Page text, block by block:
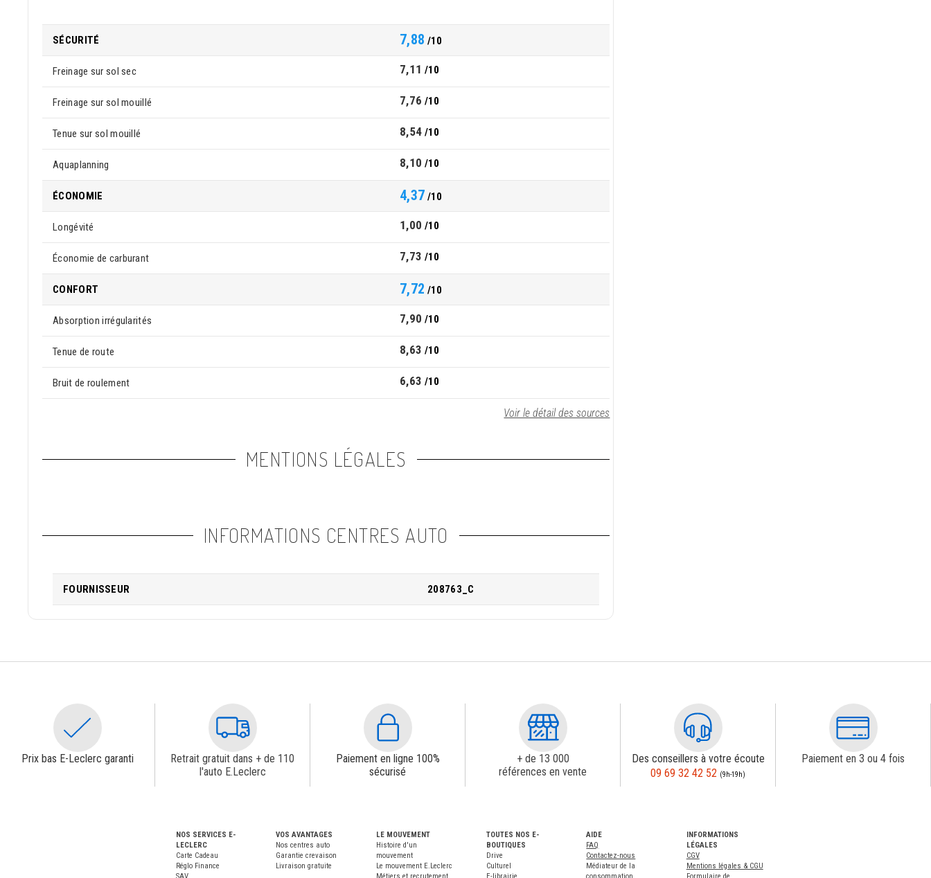
SÉCURITÉ 7,88 /10
Freinage sur sol sec 7,11 /10
Freinage sur sol mouillé 7,76 /10
Tenue sur sol mouillé 8,54 /10
Aquaplanning 8,10 /10
ÉCONOMIE 4,37 /10
Longévité 1,00 /10
Économie de carburant 7,73 /10
CONFORT 7,72 /10
Absorption irrégularités 7,90 /10
Tenue de route 8,63 /10
Bruit de roulement 6,63 /10
Voir le détail des sources
MENTIONS LÉGALES
INFORMATIONS CENTRES AUTO
FOURNISSEUR 208763_C
Prix bas E-Leclerc garanti
Retrait gratuit dans + de 110
l'auto E.Leclerc
Paiement en ligne 100%
sécurisé
+ de 13 000
références en vente
Des conseillers à votre écoute
09 69 32 42 52 (9h-19h)
Paiement en 3 ou 4 fois
NOS SERVICES E-
LECLERC
Carte Cadeau
Réglo Finance
VOS AVANTAGES
Nos centres auto
Garantie crevaison
Livraison gratuite
LE MOUVEMENT
Histoire d'un
mouvement
Le mouvement E.Leclerc
TOUTES NOS E-
BOUTIQUES
Drive
Culturel
AIDE
FAQ
Contactez-nous
Médiateur de la
INFORMATIONS
LÉGALES
CGV
Mentions légales & CGU